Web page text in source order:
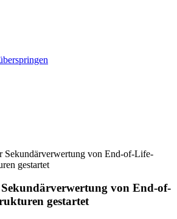
Sekundärverwertung von End-of-Life-
gestartet
von End-of-
gestartet